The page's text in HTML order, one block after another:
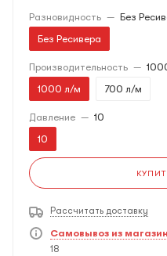
Разновидность — Без
Без Ресивера
Производительность —
1000 л/м
700 л/м
Давление — 10
10
Рассчитать доставку
Самовывоз из
18